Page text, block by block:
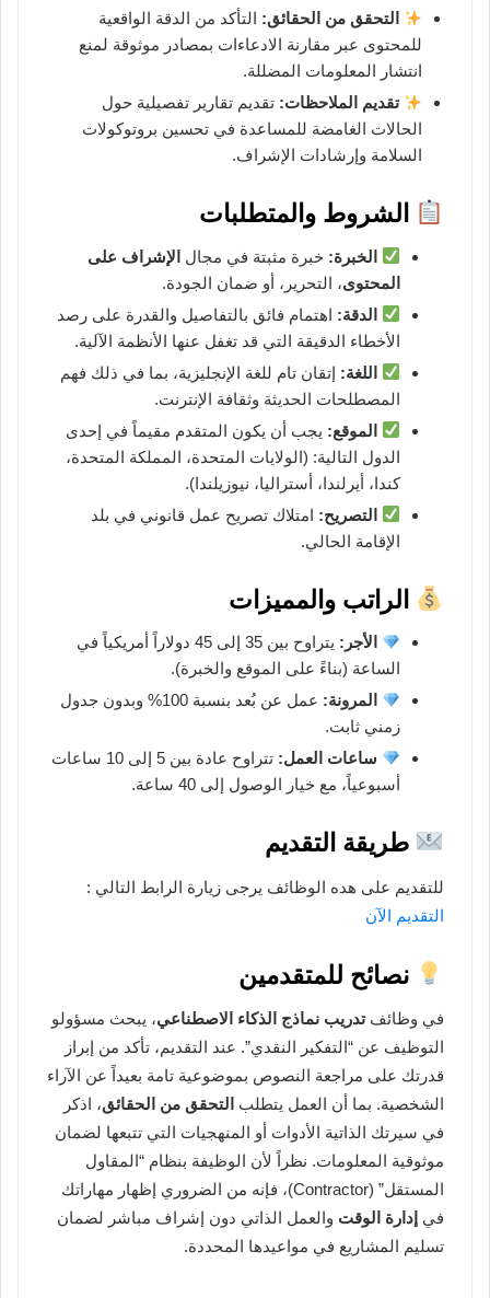
التحقق من الحقائق: التأكد من الدقة الواقعية
للمحتوى عبر مقارنة الادعاءات بمصادر موثوقة لمنع
انتشار المعلومات المضللة.
تقديم الملاحظات: تقديم تقارير تفصيلية حول
الحالات الغامضة للمساعدة في تحسين بروتوكولات
السلامة وإرشادات الإشراف.
الشروط والمتطلبات
الخبرة: خبرة مثبتة في مجال الإشراف على
المحتوى، التحرير، أو ضمان الجودة.
الدقة: اهتمام فائق بالتفاصيل والقدرة على رصد
الأخطاء الدقيقة التي قد تغفل عنها الأنظمة الآلية.
اللغة: إتقان تام للغة الإنجليزية، بما في ذلك فهم
المصطلحات الحديثة وثقافة الإنترنت.
الموقع: يجب أن يكون المتقدم مقيماً في إحدى
الدول التالية: (الولايات المتحدة، المملكة المتحدة،
كندا، أيرلندا، أستراليا، نيوزيلندا).
التصريح: امتلاك تصريح عمل قانوني في بلد
الإقامة الحالي.
الراتب والمميزات
الأجر:
يتراوح بين 35 إلى 45 دولاراً أمريكياً في
الساعة (بناءً على الموقع والخبرة).
المرونة:
عمل عن بُعد بنسبة 100% وبدون جدول
زمني ثابت.
ساعات العمل:
تتراوح عادة بين 5 إلى 10 ساعات
أسبوعياً، مع خيار الوصول إلى 40 ساعة.
طريقة التقديم
للتقديم على هده الوظائف يرجى زيارة الرابط التالي :
التقديم الآن
نصائح للمتقدمين
في وظائفتدريب نماذج الذكاء الاصطناعي، يبحث مسؤولو
التوظيف عن “التفكير النقدي”. عند التقديم، تأكد من إبراز
قدرتك على مراجعة النصوص بموضوعية تامة بعيداً عن الآراء
الشخصية. بما أن العمل يتطلب التحقق من الحقائق، اذكر
في سيرتك الذاتية الأدوات أو المنهجيات التي تتبعها لضمان
موثوقية المعلومات. نظراً لأن الوظيفة بنظام “المقاول
المستقل” (Contractor)، فإنه من الضروري إظهار مهاراتك
في إدارة الوقت والعمل الذاتي دون إشراف مباشر لضمان
تسليم المشاريع في مواعيدها المحددة.